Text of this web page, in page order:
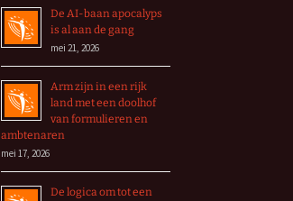
De AI-baan apocalyps
is al aan de gang
mei 21, 2026
Arm zijn in een rijk
land met een doolhof
van formulieren en
ambtenaren
mei 17, 2026
De logica om tot een